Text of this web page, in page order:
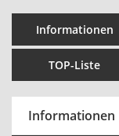
Informationen
TOP-Liste
Informationen